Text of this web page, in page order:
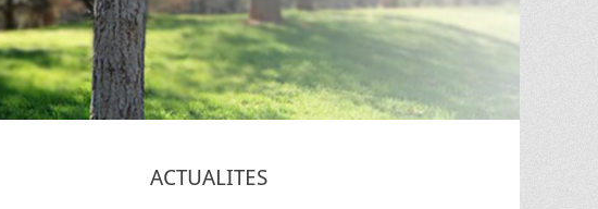
ACTUALITES